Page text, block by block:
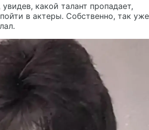
какой талант пропадает,
в актеры. Собственно, так уже